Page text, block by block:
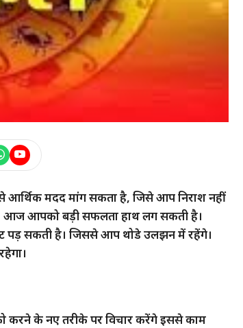
मदद मांग सकता है, जिसे आप निराश नहीं
आज आपको बड़ी सफलता हाथ लग सकती है।
पड़ सकती है। जिससे आप थोडे उलझन में रहेंगे।
करने के नए तरीके पर विचार करेंगे इससे काम